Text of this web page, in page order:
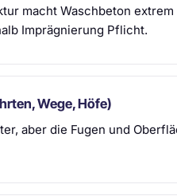
macht Waschbeton
Imprägnierung Pflicht.
Wege, Höfe)
aber die Fugen und